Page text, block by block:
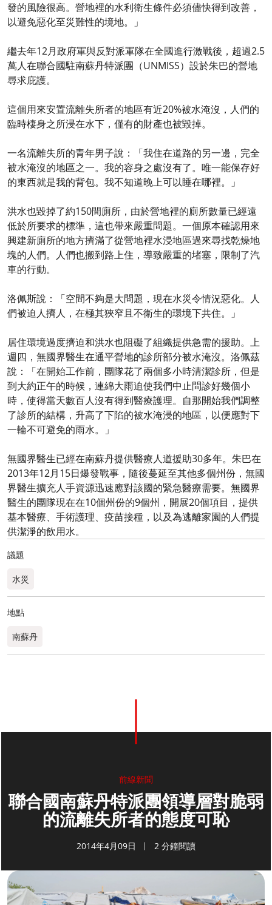
發的風險很高。營地裡的水利衛生條件必須儘快得到改善，
以避免惡化至災難性的境地。」
繼去年12月政府軍與反對派軍隊在全國進行激戰後，超過2.5
萬人在聯合國駐南蘇丹特派團（UNMISS）設於朱巴的營地
尋求庇護。
這個用來安置流離失所者的地區有近20%被水淹沒，人們的
臨時棲身之所浸在水下，僅有的財產也被毀掉。
一名流離失所的青年男子說：「我住在道路的另一邊，完全
被水淹沒的地區之一。我的容身之處沒有了。唯一能保存好
的東西就是我的背包。我不知道晚上可以睡在哪裡。」
洪水也毀掉了約150間廁所，由於營地裡的廁所數量已經遠
低於所要求的標準，這也帶來嚴重問題。一個原本確認用來
興建新廁所的地方擠滿了從營地裡水浸地區過來尋找乾燥地
塊的人們。人們也搬到路上住，導致嚴重的堵塞，限制了汽
車的行動。
洛佩斯說：「空間不夠是大問題，現在水災令情況惡化。人
們被迫人擠人，在極其狹窄且不衛生的環境下共住。」
居住環境過度擠迫和洪水也阻礙了組織提供急需的援助。上
週四，無國界醫生在通平營地的診所部分被水淹沒。洛佩茲
說：「在開始工作前，團隊花了兩個多小時清潔診所，但是
到大約正午的時候，連綿大雨迫使我們中止問診好幾個小
時，使得當天數百人沒有得到醫療護理。自那開始我們調整
了診所的結構，升高了下陷的被水淹浸的地區，以便應對下
一輪不可避免的雨水。」
無國界醫生已經在南蘇丹提供醫療人道援助30多年。朱巴在
2013年12月15日爆發戰事，隨後蔓延至其他多個州份，無國
界醫生擴充人手資源迅速應對該國的緊急醫療需要。無國界
醫生的團隊現在在10個州份的9個州，開展20個項目，提供
基本醫療、手術護理、疫苗接種，以及為逃離家園的人們提
供潔淨的飲用水。
議題
水災
地點
南蘇丹
前線新聞
聯合國南蘇丹特派團領導層對脆弱
的流離失所者的態度可恥
2014年4月09日 2 分鐘閱讀